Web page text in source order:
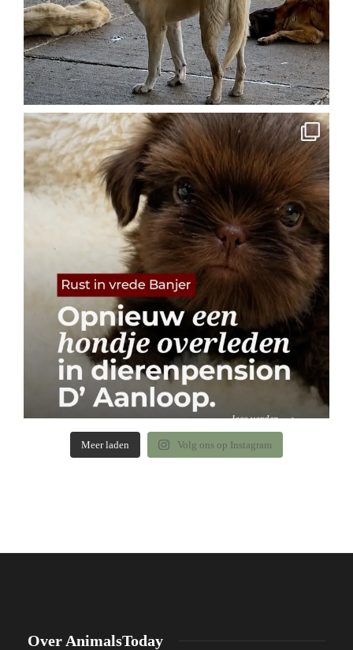
Meer laden Volg ons op Instagram
Over AnimalsToday